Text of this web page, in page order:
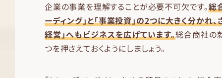
企業の事業を理解することが必要不可欠です。総
ーディング」と「事業投資」の2つに大きく分かれ
経営」へもビジネスを広げています。総合商社の
つを押さえておくようにしましょう。